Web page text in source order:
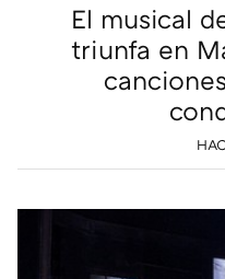
El musical
triunfa en